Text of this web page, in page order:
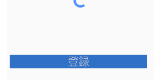
登録